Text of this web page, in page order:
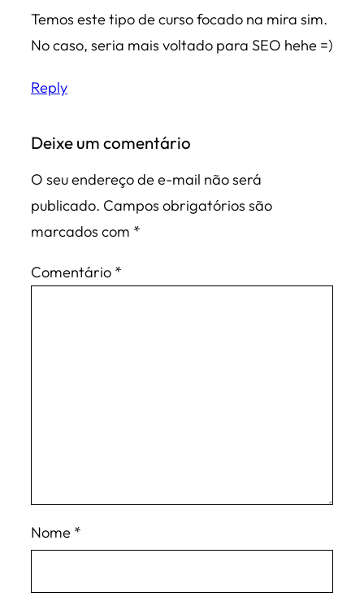
Temos este tipo de curso focado na mira sim.
No caso, seria mais voltado para SEO hehe =)
Reply
Deixe um comentário
O seu endereço de e-mail não será
publicado. Campos obrigatórios são
marcados com *
Comentário *
Nome *